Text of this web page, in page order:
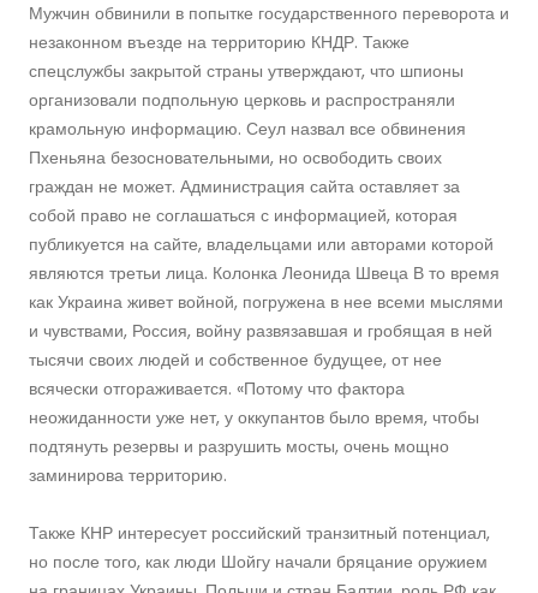
Мужчин обвинили в попытке государственного переворота и
незаконном въезде на территорию КНДР. Также
спецслужбы закрытой страны утверждают, что шпионы
организовали подпольную церковь и распространяли
крамольную информацию. Сеул назвал все обвинения
Пхеньяна безосновательными, но освободить своих
граждан не может. Администрация сайта оставляет за
собой право не соглашаться с информацией, которая
публикуется на сайте, владельцами или авторами которой
являются третьи лица. Колонка Леонида Швеца В то время
как Украина живет войной, погружена в нее всеми мыслями
и чувствами, Россия, войну развязавшая и гробящая в ней
тысячи своих людей и собственное будущее, от нее
всячески отгораживается. «Потому что фактора
неожиданности уже нет, у оккупантов было время, чтобы
подтянуть резервы и разрушить мосты, очень мощно
заминирова территорию.
Также КНР интересует российский транзитный потенциал,
но после того, как люди Шойгу начали бряцание оружием